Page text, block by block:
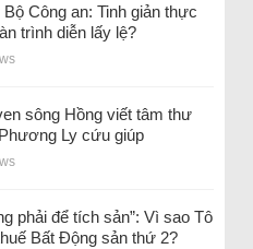
Công an: Tinh giản thực
trình diễn lấy lệ?
sông Hồng viết tâm thư
Ly cứu giúp
phải để tích sản”: Vì sao Tô
Bất Động sản thứ 2?